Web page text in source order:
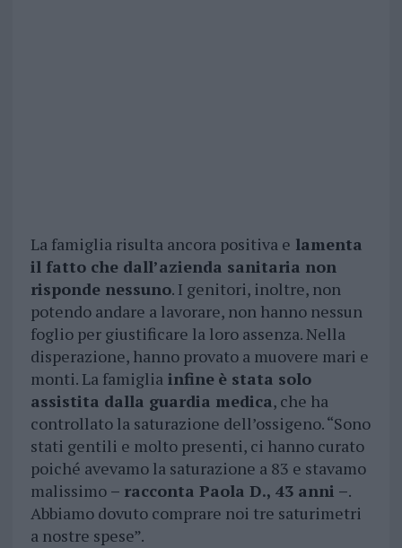
La famiglia risulta ancora positiva e lamenta
il fatto che dall’azienda sanitaria non
risponde nessuno. I genitori, inoltre, non
potendo andare a lavorare, non hanno nessun
foglio per giustificare la loro assenza. Nella
disperazione, hanno provato a muovere mari e
monti. La famigliainfine è stata solo
assistita dalla guardia medica, che ha
controllato la saturazione dell’ossigeno. “Sono
stati gentili e molto presenti, ci hanno curato
poiché avevamo la saturazione a 83 e stavamo
malissimo– racconta Paola D., 43 anni –.
Abbiamo dovuto comprare noi tre saturimetri
a nostre spese”.